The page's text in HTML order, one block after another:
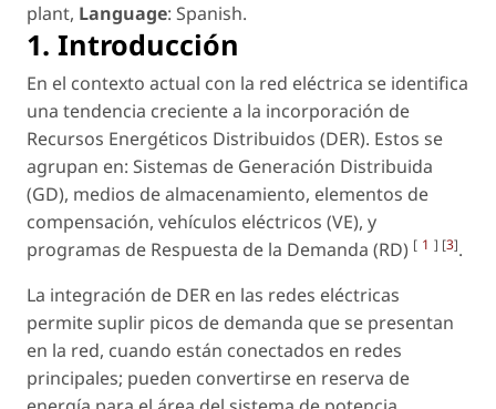
plant, Language: Spanish.
1. Introducción
En el contexto actual con la red eléctrica se identifica
una tendencia creciente a la incorporación de
Recursos Energéticos Distribuidos (DER). Estos se
agrupan en: Sistemas de Generación Distribuida
(GD), medios de almacenamiento, elementos de
compensación, vehículos eléctricos (VE), y
programas de Respuesta de la Demanda (RD) [ 1 ] [3].
La integración de DER en las redes eléctricas
permite suplir picos de demanda que se presentan
en la red, cuando están conectados en redes
principales; pueden convertirse en reserva de